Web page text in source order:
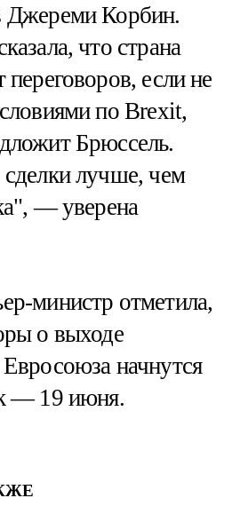
Джереми Корбин.
что страна
переговоров, если не
по Brexit,
Брюссель.
сделки лучше, чем
— уверена
министр отметила,
о выходе
начнутся
— 19 июня.